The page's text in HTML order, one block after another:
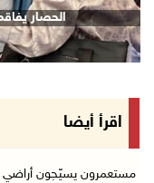
06/آب/2026 09:25 ص
السلطات
الاحتلال يعتقل شابا
الاحتلال يعتقل 4 مواطنين من محافظة نابلس
الحصار
اقرأ أيضا
مستعمرون يسيّجون أراضي